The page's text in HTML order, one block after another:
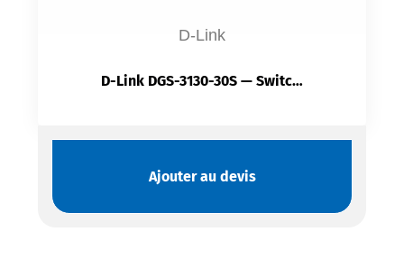
D-Link
D-Link DGS-3130-30S — Switch Administrable L3 30 Ports | 24 SFP 1G | 4 SFP+ 10G | 2 ×10GBASE-T | 168 Gbit/s
Ajouter au devis